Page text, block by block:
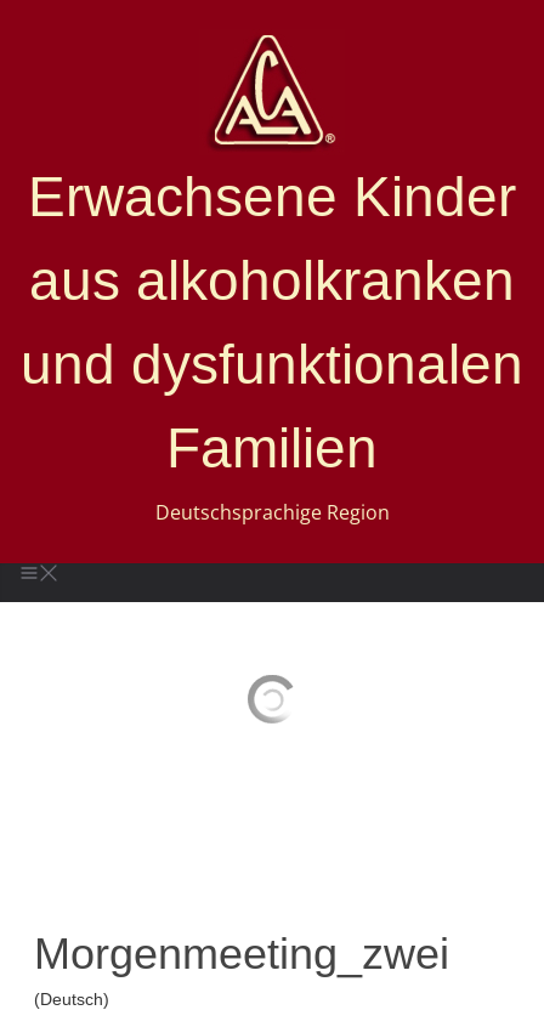
Erwachsene Kinder
aus alkoholkranken
und dysfunktionalen
Familien
Deutschsprachige Region
Morgenmeeting_zwei
(Deutsch)